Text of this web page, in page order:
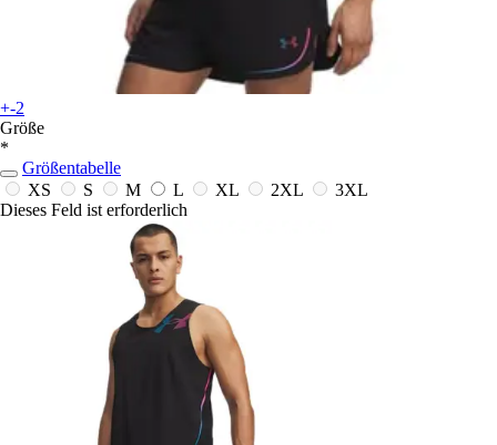
+-2
Größe
*
Größentabelle
XS
S M L XL 2XL
3XL
Dieses Feld ist erforderlich